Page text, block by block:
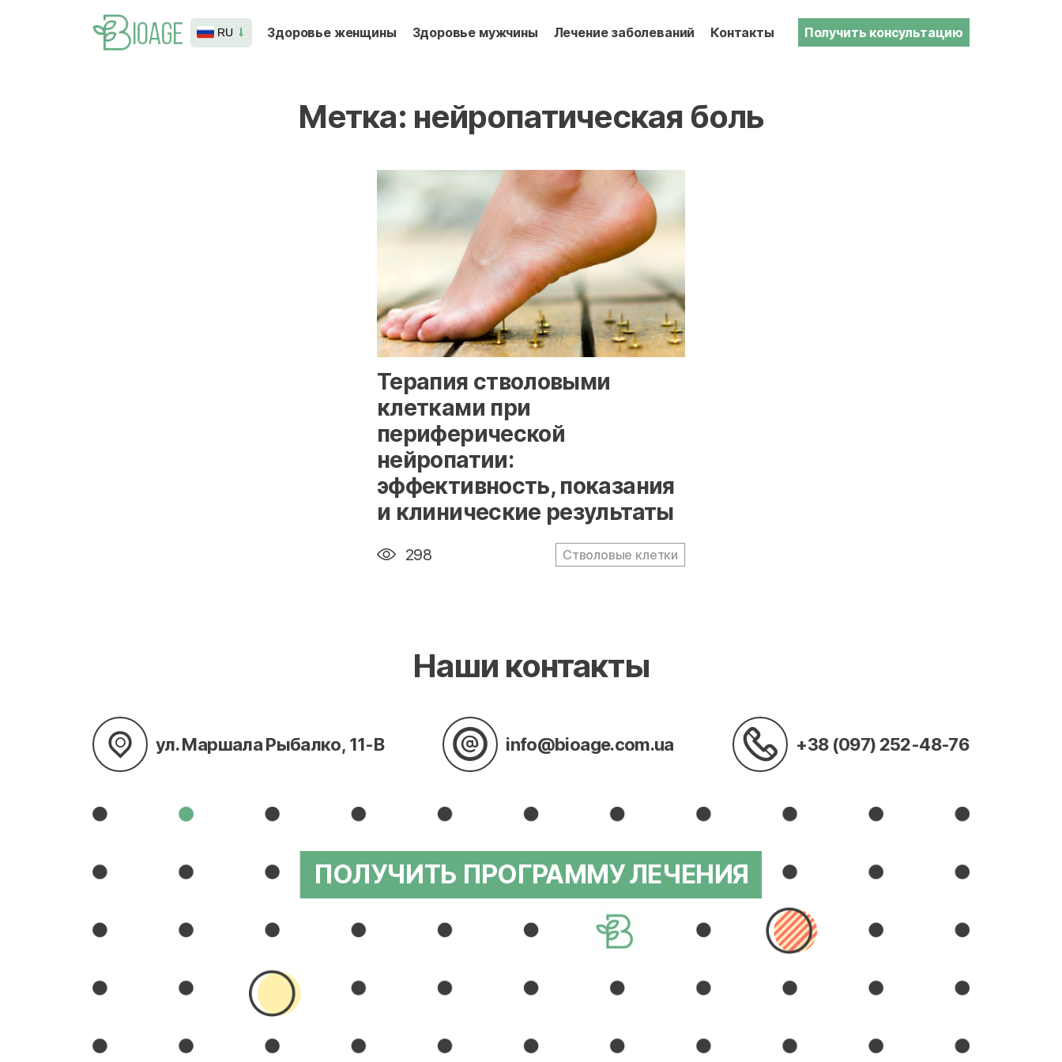
RU Здоровье женщины Здоровье мужчины Лечение заболеваний Контакты Получить консультацию
Метка: нейропатическая боль
" alt="loading" class="img-responsive"/>
Терапия стволовыми
клетками при
периферической
нейропатии:
эффективность, показания
и клинические результаты
298 Стволовые клетки
Наши контакты
ул. Маршала Рыбалко, 11-В info@bioage.com.ua +38 (097) 252-48-76
ПОЛУЧИТЬ ПРОГРАММУ ЛЕЧЕНИЯ